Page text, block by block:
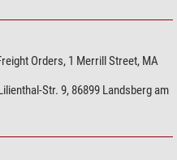
Orders, 1 Merrill Street, MA
Str. 9, 86899 Landsberg am